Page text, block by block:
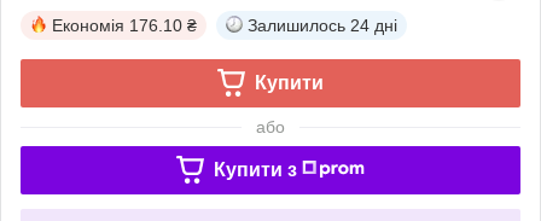
Економія 176.10 ₴ Залишилось 24 дні
Купити
або
Купити з